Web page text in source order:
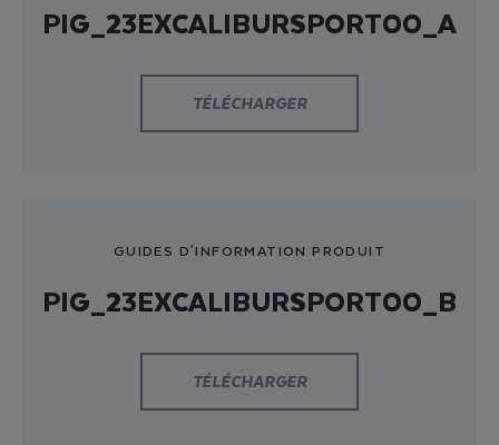
PIG_23EXCALIBURSPORT00_A
TÉLÉCHARGER
GUIDES D'INFORMATION PRODUIT
PIG_23EXCALIBURSPORT00_B
TÉLÉCHARGER